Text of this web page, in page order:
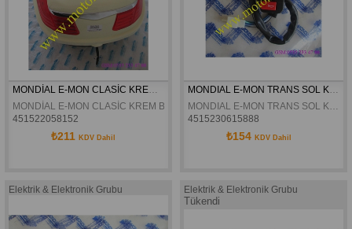
MONDİAL E-MON CLASİC KREM BEYAZI ARKA ÇANTA ORJİNAL
MONDİAL E-MON CLASİC KREM BEYAZI ARKA ÇANTA ORJİNAL
451522058152
₺211KDV Dahil
4515230615888
₺154 KDV Dahil
Elektrik & Elektronik Grubu Elektrik & Elektronik Grubu
Tükendi